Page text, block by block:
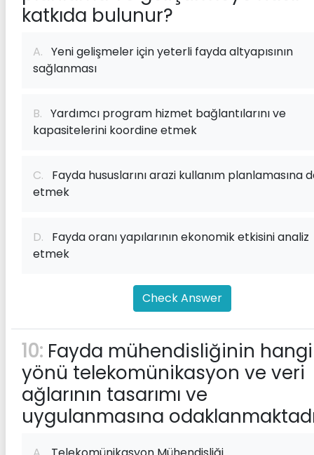
katkıda bulunur?
A. Yeni gelişmeler için yeterli fayda altyapısının
sağlanması
B. Yardımcı program hizmet bağlantılarını ve
kapasitelerini koordine etmek
C. Fayda hususlarını arazi kullanım planlamasına
etmek
D. Fayda oranı yapılarının ekonomik etkisini analiz
etmek
Check Answer
10: Fayda mühendisliğinin hangi
yönü telekomünikasyon ve veri
ağlarının tasarımı ve
uygulanmasına